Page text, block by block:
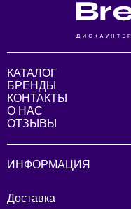
КАТАЛОГ
БРЕНДЫ
КОНТАКТЫ
О НАС
ОТЗЫВЫ
ИНФОРМАЦИЯ
Доставка